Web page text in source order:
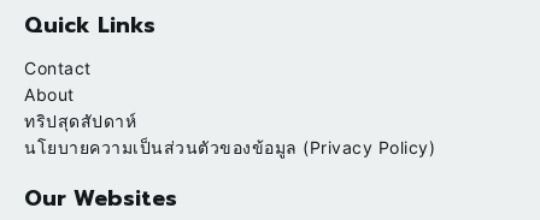
Quick Links
Contact
About
ทริปสุดสัปดาห์
นโยบายความเป็นส่วนตัวของข้อมูล (Privacy Policy)
Our Websites